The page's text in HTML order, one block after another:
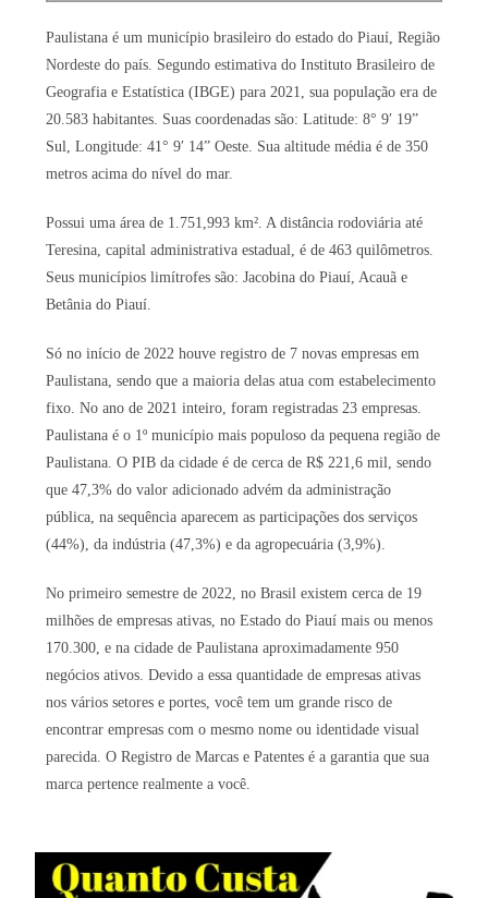
Paulistana é um município brasileiro do estado do Piauí, Região
Nordeste do país. Segundo estimativa do Instituto Brasileiro de
Geografia e Estatística (IBGE) para 2021, sua população era de
20.583 habitantes. Suas coordenadas são: Latitude: 8° 9′ 19”
Sul, Longitude: 41° 9′ 14” Oeste. Sua altitude média é de 350
metros acima do nível do mar.
Possui uma área de 1.751,993 km². A distância rodoviária até
Teresina, capital administrativa estadual, é de 463 quilômetros.
Seus municípios limítrofes são: Jacobina do Piauí, Acauã e
Betânia do Piauí.
Só no início de 2022 houve registro de 7 novas empresas em
Paulistana, sendo que a maioria delas atua com estabelecimento
fixo. No ano de 2021 inteiro, foram registradas 23 empresas.
Paulistana é o 1º município mais populoso da pequena região de
Paulistana. O PIB da cidade é de cerca de R$ 221,6 mil, sendo
que 47,3% do valor adicionado advém da administração
pública, na sequência aparecem as participações dos serviços
(44%), da indústria (47,3%) e da agropecuária (3,9%).
No primeiro semestre de 2022, no Brasil existem cerca de 19
milhões de empresas ativas, no Estado do Piauí mais ou menos
170.300, e na cidade de Paulistana aproximadamente 950
negócios ativos. Devido a essa quantidade de empresas ativas
nos vários setores e portes, você tem um grande risco de
encontrar empresas com o mesmo nome ou identidade visual
parecida. O Registro de Marcas e Patentes é a garantia que sua
marca pertence realmente a você.